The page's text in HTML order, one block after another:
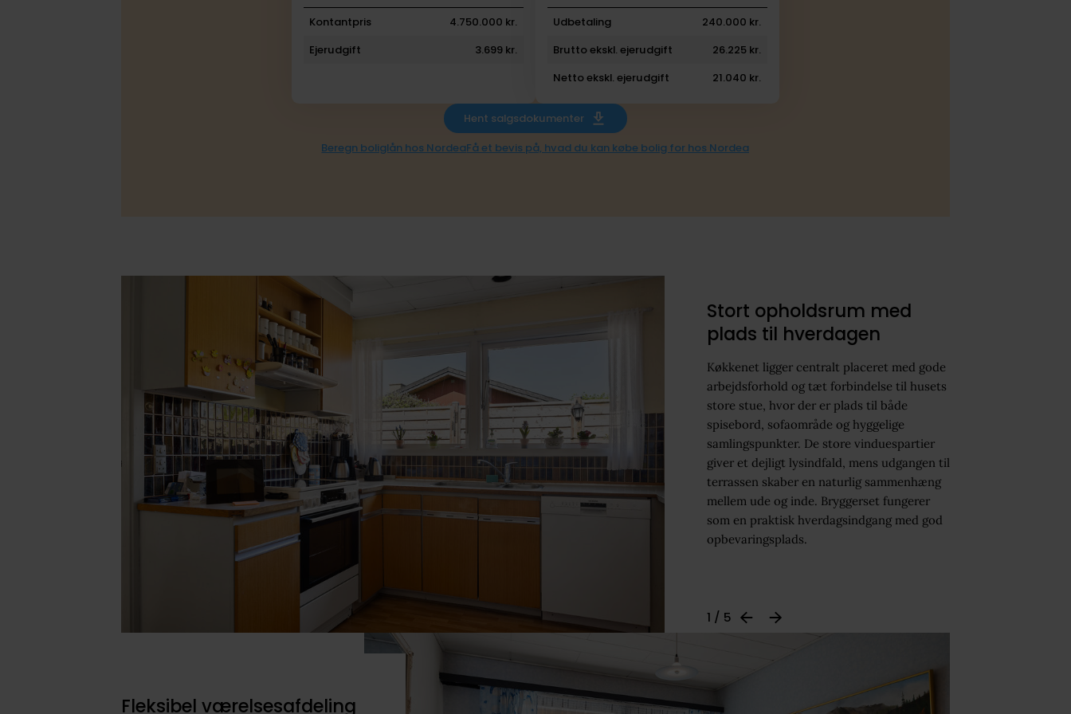
Kontantpris
4.750.000 kr.
Ejerudgift
3.699 kr.
Udbetaling
240.000 kr.
Brutto ekskl. ejerudgift
26.225 kr.
Netto ekskl. ejerudgift
21.040 kr.
Hent salgsdokumenter
Beregn boliglån hos NordeaFå et bevis på, hvad du kan købe bolig for hos Nordea
Stort opholdsrum med
plads til hverdagen
Køkkenet ligger centralt placeret med gode
arbejdsforhold og tæt forbindelse til husets
store stue, hvor der er plads til både
spisebord, sofaområde og hyggelige
samlingspunkter. De store vinduespartier
giver et dejligt lysindfald, mens udgangen til
terrassen skaber en naturlig sammenhæng
mellem ude og inde. Bryggerset fungerer
som en praktisk hverdagsindgang med god
opbevaringsplads.
1 / 5
Fleksibel værelsesafdeling